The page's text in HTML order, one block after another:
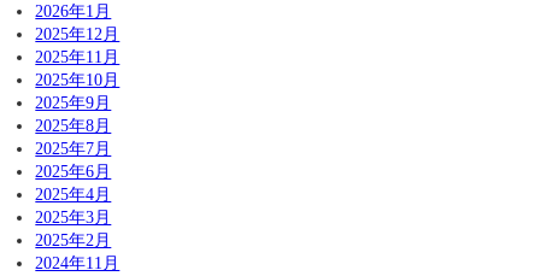
2026年1月
2025年12月
2025年11月
2025年10月
2025年9月
2025年8月
2025年7月
2025年6月
2025年4月
2025年3月
2025年2月
2024年11月